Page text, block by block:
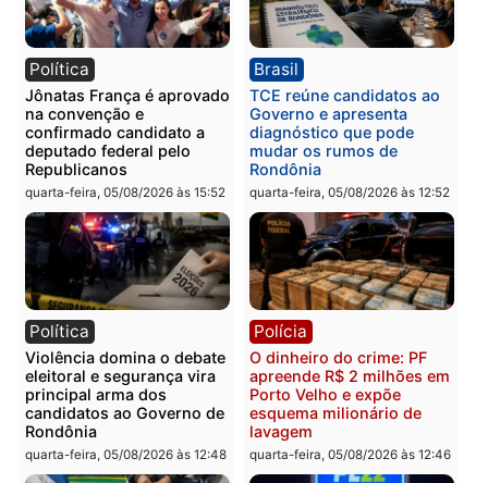
Três suspeitos ligados a
facção criminosa são
presos por receptação e
adulteração de veículos
em Porto Velho
quinta-feira, 06/08/2026 às 09:05
Homem é preso com
drogas durante ação da
PM no Castanheira
quinta-feira, 06/08/2026 às
Polícia
Polícia Civil prende dois
homens por tortura,
tráfico e posse de arma em
Itapuã
quinta-feira, 06/08/2026 às 08:59
Polícia
Homem é preso após
furtar peça de picanha e
reagir a seguranças em
supermercado
quinta-feira, 06/08/2026 às